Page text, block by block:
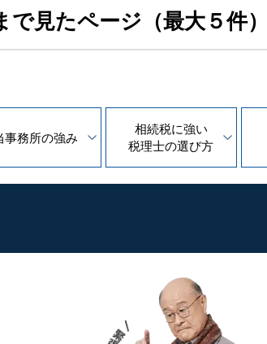
で見たページ（最大５件）
事務所の強み
相続税に強い
税理士の選び方